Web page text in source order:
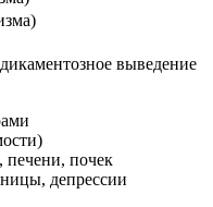
выведение
печени, почек
депрессии